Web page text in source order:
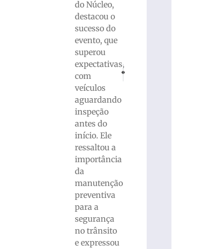
do Núcleo,
destacou o
sucesso do
evento, que
superou
expectativas,
com
veículos
aguardando
inspeção
antes do
início. Ele
ressaltou a
importância
da
manutenção
preventiva
para a
segurança
no trânsito
e expressou
PRÓXIMO